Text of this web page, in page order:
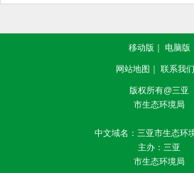
移动版 ｜ 电脑版
网站地图 ｜ 联系我们
版权所有@三亚
市生态环境局
中文域名：三亚市生态环
主办：三亚
市生态环境局